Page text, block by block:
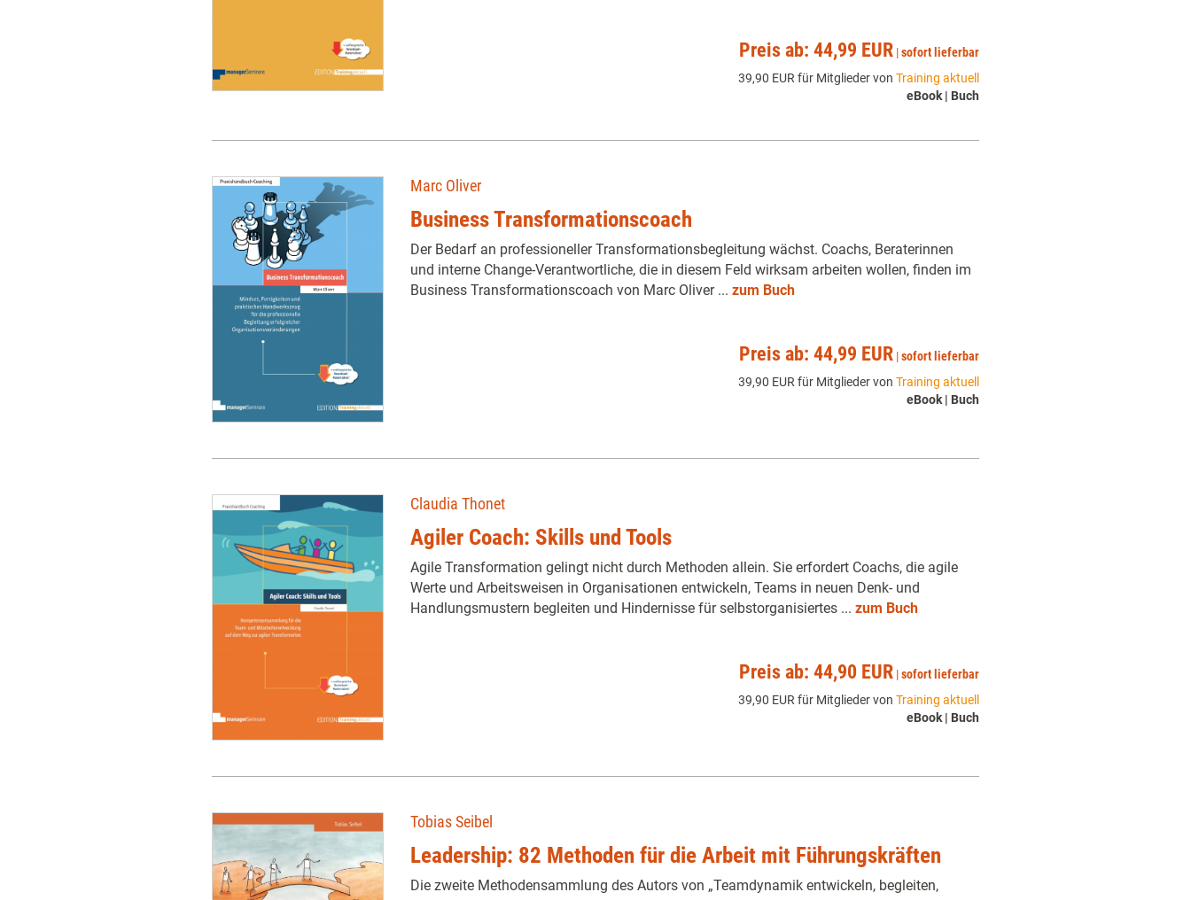
Preis ab: 44,99 EUR |sofort lieferbar
39,90 EUR für Mitglieder von Training aktuell
eBook | Buch
Marc Oliver
Business Transformationscoach
Der Bedarf an professioneller Transformationsbegleitung wächst. Coachs, Beraterinnen
und interne Change-Verantwortliche, die in diesem Feld wirksam arbeiten wollen, finden im
Business Transformationscoach von Marc Oliver ... zum Buch
Preis ab: 44,99 EUR |sofort lieferbar
39,90 EUR für Mitglieder von Training aktuell
eBook | Buch
Claudia Thonet
Agiler Coach: Skills und Tools
Agile Transformation gelingt nicht durch Methoden allein. Sie erfordert Coachs, die agile
Werte und Arbeitsweisen in Organisationen entwickeln, Teams in neuen Denk- und
Handlungsmustern begleiten und Hindernisse für selbstorganisiertes ... zum Buch
Preis ab: 44,90 EUR |sofort lieferbar
39,90 EUR für Mitglieder von Training aktuell
eBook | Buch
Tobias Seibel
Leadership: 82 Methoden für die Arbeit mit Führungskräften
Die zweite Methodensammlung des Autors von „Teamdynamik entwickeln, begleiten,